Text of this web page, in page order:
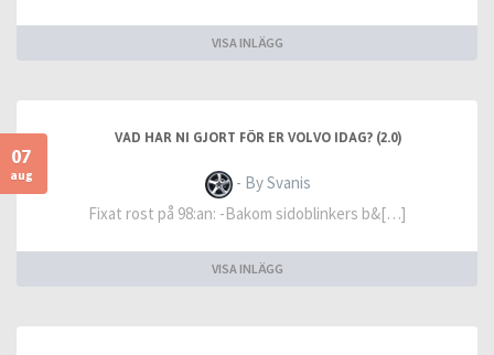
VISA INLÄGG
07
aug
VAD HAR NI GJORT FÖR ER VOLVO IDAG? (2.0)
- By Svanis
Fixat rost på 98:an: -Bakom sidoblinkers b&[…]
VISA INLÄGG